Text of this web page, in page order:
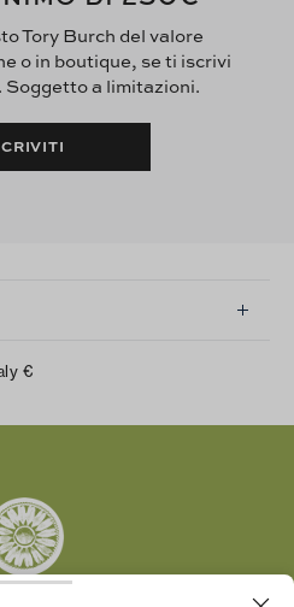
Tory Burch del valore
o in boutique, se ti iscrivi
a limitazioni.
€